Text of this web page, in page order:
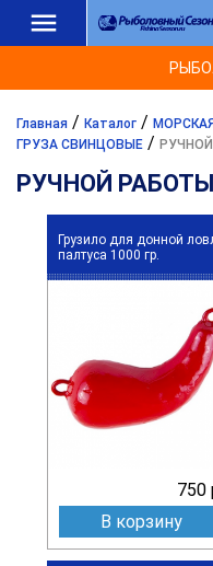
Главная / Каталог /
ГРУЗА СВИНЦОВЫЕ /
РУЧНОЙ РАБОТЫ
Грузило для донной
палтуса 1000 гр.
750
В корзину